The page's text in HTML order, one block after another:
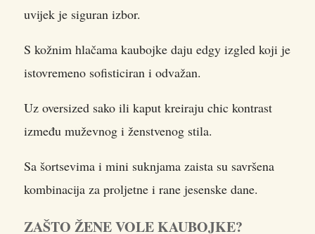
uvijek je siguran izbor.
S kožnim hlačama kaubojke daju edgy izgled koji je
istovremeno sofisticiran i odvažan.
Uz oversized sako ili kaput kreiraju chic kontrast
između muževnog i ženstvenog stila.
Sa šortsevima i mini suknjama zaista su savršena
kombinacija za proljetne i rane jesenske dane.
ZAŠTO ŽENE VOLE KAUBOJKE?